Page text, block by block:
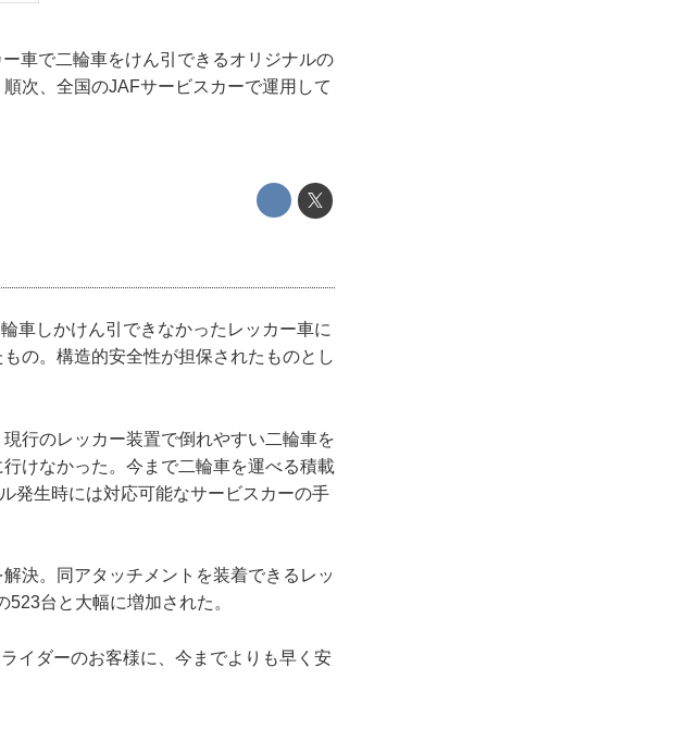
車で二輪車をけん引できるオリジナルの
次、全国のJAFサービスカーで運用して
車しかけん引できなかったレッカー車に
の。構造的安全性が担保されたものとし
行のレッカー装置で倒れやすい二輪車を
けなかった。今まで二輪車を運べる積載
発生時には対応可能なサービスカーの手
決。同アタッチメントを装着できるレッ
台と大幅に増加された。
イダーのお客様に、今までよりも早く安